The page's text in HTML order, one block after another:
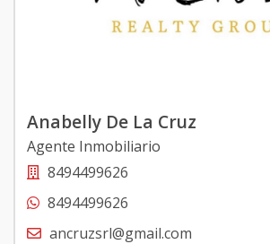
Anabelly De La Cruz
Agente Inmobiliario
8494499626
8494499626
ancruzsrl@gmail.com